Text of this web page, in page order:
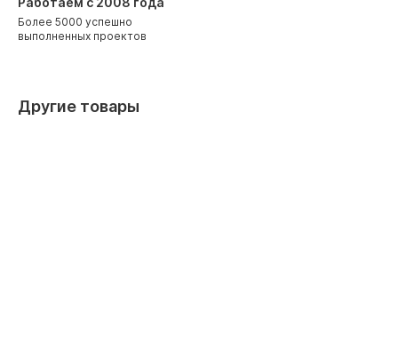
Более 5000 успешно
выполненных проектов
Другие товары